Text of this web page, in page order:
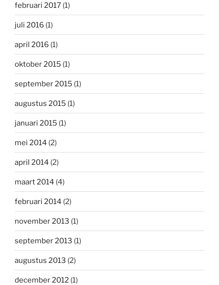
februari 2017 (1)
juli 2016 (1)
april 2016 (1)
oktober 2015 (1)
september 2015 (1)
augustus 2015 (1)
januari 2015 (1)
mei 2014 (2)
april 2014 (2)
maart 2014 (4)
februari 2014 (2)
november 2013 (1)
september 2013 (1)
augustus 2013 (2)
december 2012 (1)